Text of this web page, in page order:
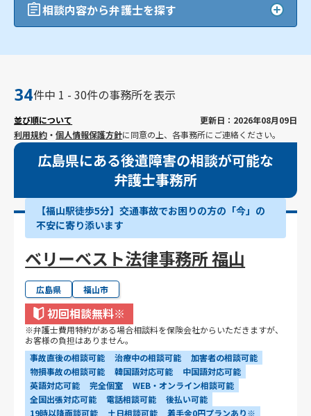
相談内容から弁護士を探す
34件中 1 - 30件の事務所を表示
並び順について
更新日：2026年08月09日
利用規約 ・個人情報保護方針に同意の上、各事務所にご連絡ください。
広島県にある後遺障害の相談が可能な
弁護士事務所
【福山駅徒歩5分】交通事故でお困りの方の「今」の
不安に寄り添います
ベリーベスト法律事務所 福山
広島県 福山市
初回相談無料※
※弁護士費用特約がある場合相談料を保険会社からいただきますが、
お客様の負担はありません。
事故直後の相談可能
治療中の相談可能
加害者の相談可能
物損事故の相談可能
韓国語対応可能
中国語対応可能
英語対応可能
完全個室
WEB・オンライン相談可能
全国出張対応可能
電話相談可能
後払い可能
19時以降面談可能
土日相談可能
着手金0円プランあり※